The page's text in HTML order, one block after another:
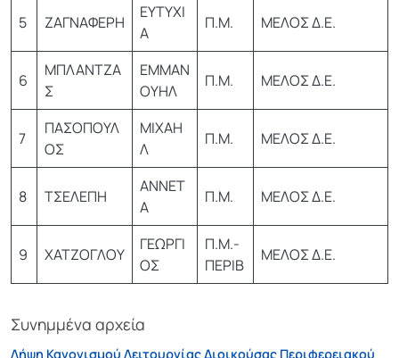
5 ΖΑΓΝΑΦΕΡΗ
ΕΥΤΥΧΙ
Α
Π.Μ. ΜΕΛΟΣ Δ.Ε.
6
ΜΠΛΑΝΤΖΑ
Σ
ΕΜΜΑΝ
ΟΥΗΛ
Π.Μ. ΜΕΛΟΣ Δ.Ε.
7
ΠΑΣΟΠΟΥΛ
ΟΣ
ΜΙΧΑΗ
Λ
Π.Μ. ΜΕΛΟΣ Δ.Ε.
8 ΤΣΕΛΕΠΗ
ΑΝΝΕΤ
Α
Π.Μ. ΜΕΛΟΣ Δ.Ε.
9 ΧΑΤΖΟΓΛΟΥ
ΓΕΩΡΓΙ
ΟΣ
Π.Μ.-
ΠΕΡΙΒ
ΜΕΛΟΣ Δ.Ε.
Συνημμένα αρχεία
Λήψη Κανονισμού Λειτουργίας Διοικούσας Περιφερειακού